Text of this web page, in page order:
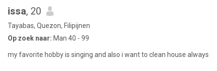
issa, 20
Tayabas, Quezon, Filipijnen
Op zoek naar: Man 40 - 99
my favorite hobby is singing and also i want to clean house always